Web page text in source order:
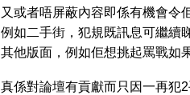
又或者唔屏蔽內容即係有機會令
例如二手街，犯規既訊息可繼續
其他版面，例如佢想挑起罵戰如
真係對論壇有貢獻而只因一再犯